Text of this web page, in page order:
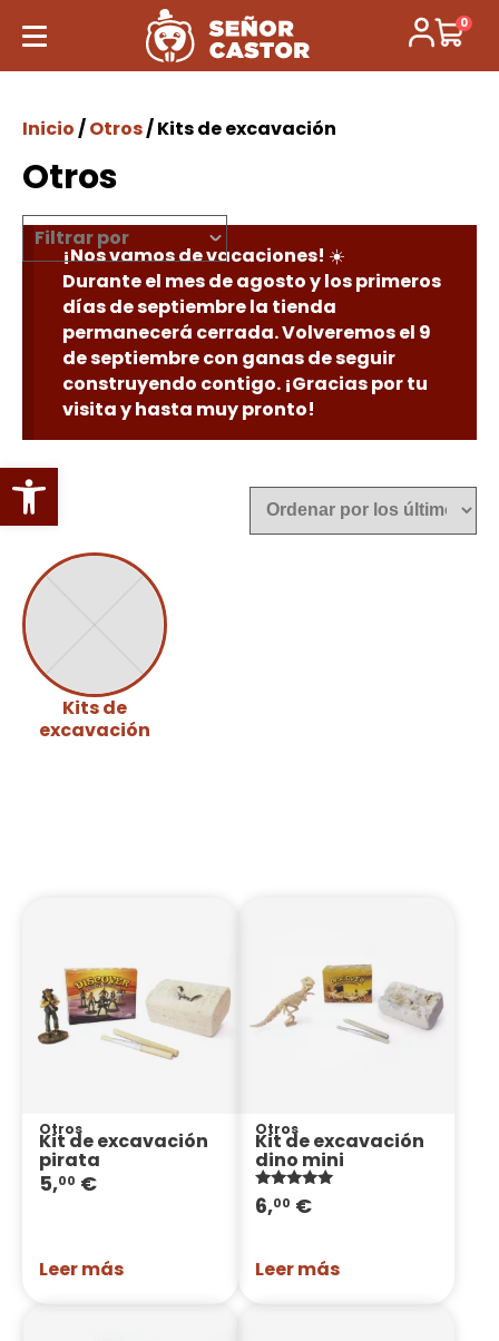
Abrir barra de herramientas
0
Filtrar por
Inicio/Otros/ Kits de excavación
Otros
¡Nos vamos de vacaciones! ☀️
Durante el mes de agosto y los primeros
días de septiembre la tienda
permanecerá cerrada. Volveremos el 9
de septiembre con ganas de seguir
construyendo contigo. ¡Gracias por tu
visita y hasta muy pronto!
Kits de
excavación
Otros
Kit de excavación
pirata
5,00 €
Leer más
Otros
Kit de excavación
dino mini
Valorado
con
6,00 €
Leer más